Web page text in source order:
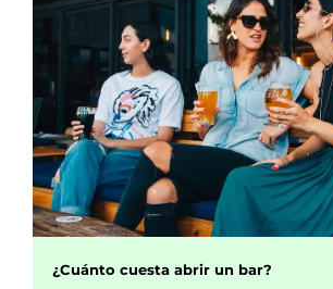
¿Cuánto cuesta abrir un bar?